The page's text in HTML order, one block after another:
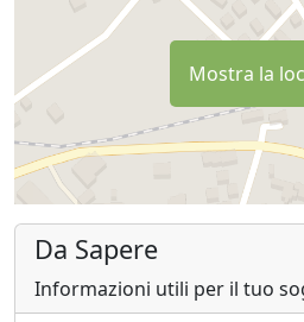
Mostra la
Da Sapere
Informazioni utili per il tuo